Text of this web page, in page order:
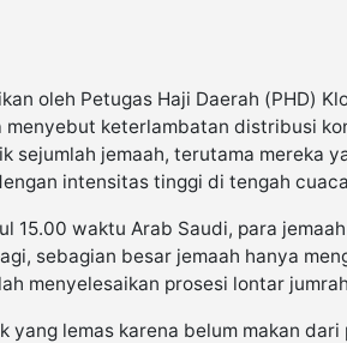
oleh Petugas Haji Daerah (PHD)
menyebut keterlambatan distribusi
sejumlah jemaah, terutama mereka
intensitas tinggi di tengah
15.00 waktu Arab Saudi, para
sebagian besar jemaah hanya
menyelesaikan prosesi lontar
yang lemas karena belum makan dari